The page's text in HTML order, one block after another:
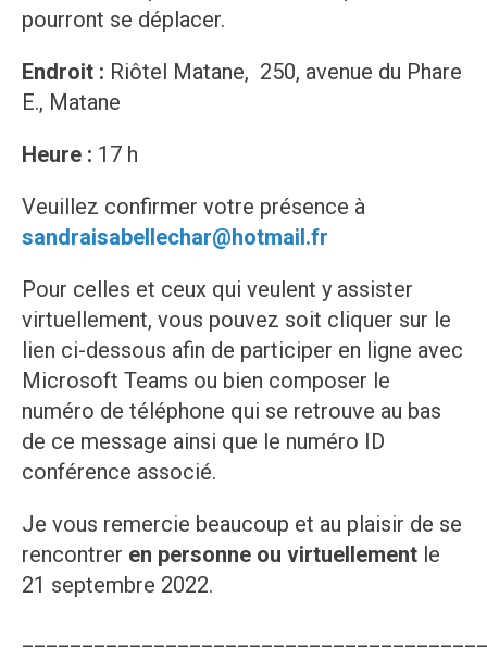
pourront se déplacer.
Endroit : Riôtel Matane, 250, avenue du Phare
E., Matane
Heure : 17 h
Veuillez confirmer votre présence à
sandraisabellechar@hotmail.fr
Pour celles et ceux qui veulent y assister
virtuellement, vous pouvez soit cliquer sur le
lien ci-dessous afin de participer en ligne avec
Microsoft Teams ou bien composer le
numéro de téléphone qui se retrouve au bas
de ce message ainsi que le numéro ID
conférence associé.
Je vous remercie beaucoup et au plaisir de se
rencontrer en personne ou virtuellement le
21 septembre 2022.